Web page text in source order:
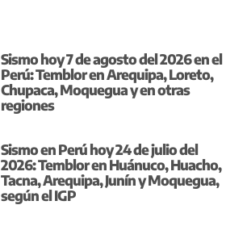
Sismo hoy 7 de agosto del 2026 en el
Perú: Temblor en Arequipa, Loreto,
Chupaca, Moquegua y en otras
regiones
Sismo en Perú hoy 24 de julio del
2026: Temblor en Huánuco, Huacho,
Tacna, Arequipa, Junín y Moquegua,
según el IGP